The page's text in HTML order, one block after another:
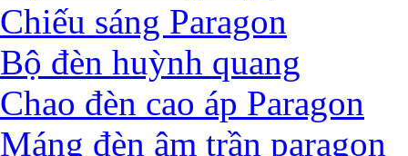
Chiếu sáng Paragon
Bộ đèn huỳnh quang
Chao đèn cao áp Paragon
Máng đèn âm trần paragon